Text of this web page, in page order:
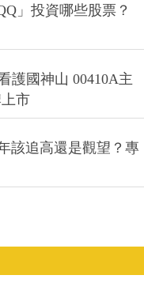
」投資哪些股票？
護國神山 00410A主
市
該追高還是觀望？專